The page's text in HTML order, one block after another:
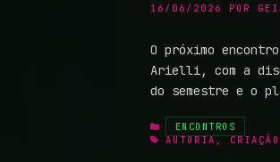
16/06/2026 POR
O próximo
Arielli, com a
do semestre e o
CATEGORIAS
ENCONTROS
TAGS
AUTORIA,CRIAÇÃO